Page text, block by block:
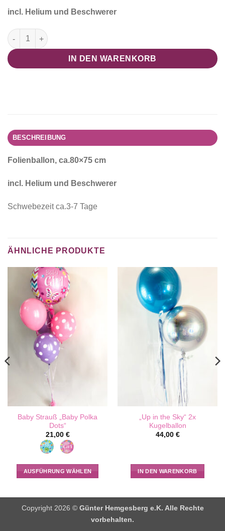
incl. Helium und Beschwerer
Happy Birthday Stern XL "Blue Konfetti" Menge
IN DEN WARENKORB
BESCHREIBUNG
Folienballon, ca.80×75 cm
incl. Helium und Beschwerer
Schwebezeit ca.3-7 Tage
ÄHNLICHE PRODUKTE
Baby Strauß „Baby Polka
Dots“
21,00 €
AUSFÜHRUNG WÄHLEN
weist
„Up in the Sky“ 2x
Kugelballon
44,00 €
IN DEN WARENKORB
Copyright 2026 © Günter Hemgesberg e.K. Alle Rechte
vorbehalten.